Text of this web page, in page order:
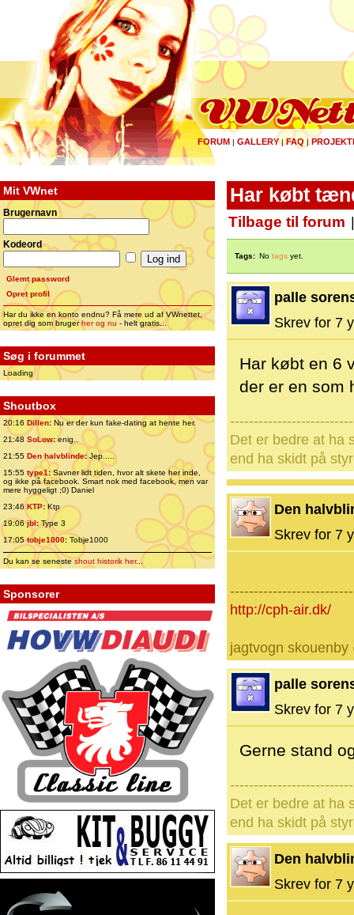
FORUM | GALLERY|FAQ |
Mit VWnet
Brugernavn
Kodeord
Glemt password
Opret profil
Har du ikke en konto endnu? Få mere ud af VWnettet,
opret dig som brugerher og nu - helt gratis...
Søg i forummet
Loading
Shoutbox
20:16 Dillen: Nu er der kun fake-dating at hente her.
21:48 SoLow:enig..
21:55 Den halvblinde:Jep.....
15:55 type1:Savner lidt tiden, hvor alt skete her inde,
og ikke på facebook. Smart nok med facebook, men var
mere hyggeligt ;0) Daniel
23:46 KTP:Ktp
19:06jbl:Type 3
17:05tobje1000: Tobje1000
Du kan se senesteshout historik her...
Sponsorer
Har købt
Tilbage til forum
Tags: No tags yet.
palle
Skrev for 7
Har købt en 6
der er en som
Det er bedre at ha
end ha skidt på
Den
Skrev for 7
http://cph-air.dk/
jagtvogn skouenby
palle
Skrev for 7
Gerne stand
Det er bedre at ha
end ha skidt på
Den
Skrev for 7